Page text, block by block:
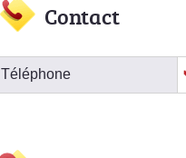
Contact
Téléphone